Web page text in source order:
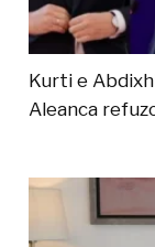
Kurti e
Aleanca